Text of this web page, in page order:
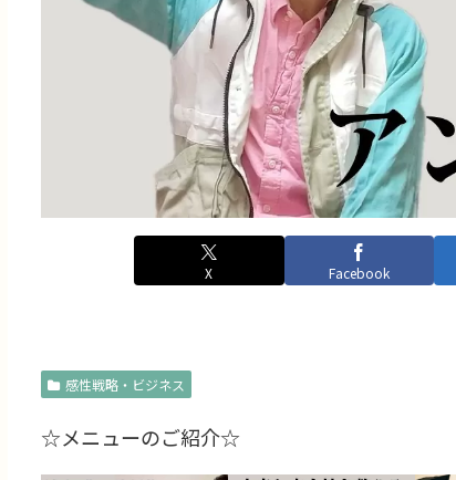
X Facebook
感性戦略・ビジネス
☆メニューのご紹介☆